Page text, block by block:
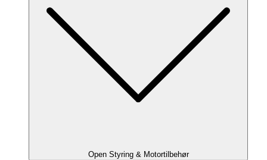
Open Styring & Motortilbehør